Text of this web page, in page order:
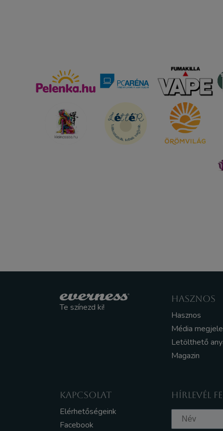
Te színezd ki!
HASZNOS
Hasznos
Média
Letölthető
Magazin
KAPCSOLAT
Elérhetőségeink
Facebook
HÍRLEVÉL